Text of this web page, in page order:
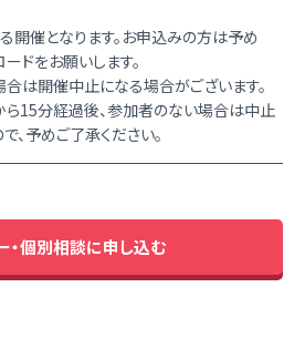
開催となります。お申込みの方は予め
ドをお願いします。
は開催中止になる場合がございます。
ら15分経過後、参加者のない場合は中止
、予めご了承ください。
・個別相談に申し込む